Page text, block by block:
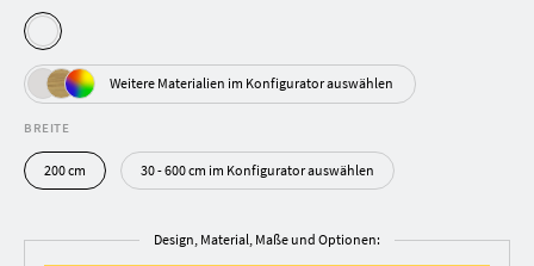
Weitere Materialien im Konfigurator auswählen
BREITE
200 cm 30 - 600 cm im Konfigurator auswählen
Design, Material, Maße und Optionen: